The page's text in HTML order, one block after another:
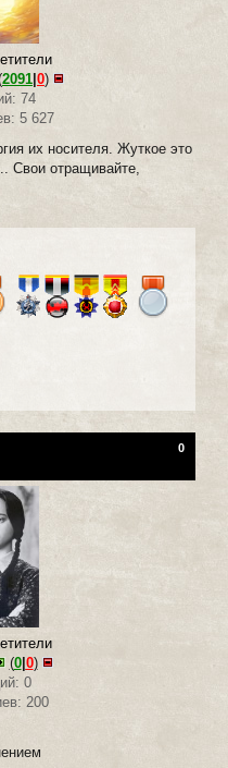
2091 0)
74
5 627
их носителя. Жуткое это
Свои отращивайте,
0
(0| 0)
0
200